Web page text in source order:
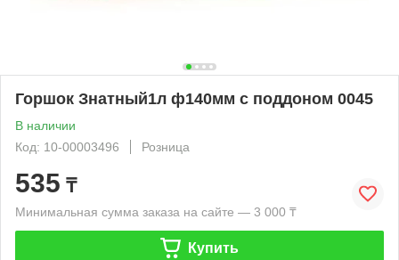
Горшок Знатный1л ф140мм с поддоном 0045
В наличии
Код: 10-00003496
Розница
535 ₸
Минимальная сумма заказа на сайте — 3 000 ₸
Купить